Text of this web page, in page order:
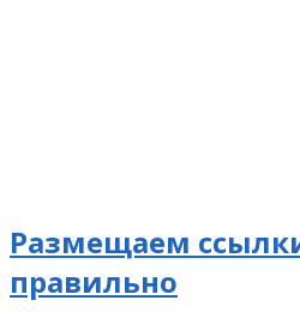
Размещаем
правильно